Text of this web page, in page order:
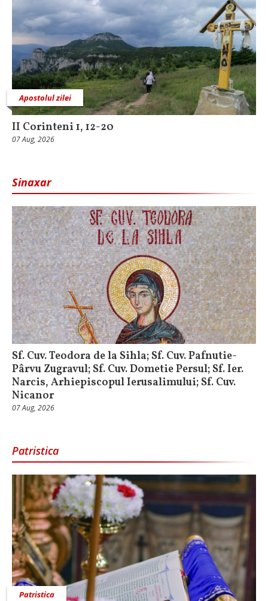
Apostolul zilei
II Corinteni 1, 12-20
07 Aug, 2026
Sinaxar
Sf. Cuv. Teodora de la Sihla; Sf. Cuv. Pafnutie-
Pârvu Zugravul; Sf. Cuv. Dometie Persul; Sf. Ier.
Narcis, Arhiepiscopul Ierusalimului; Sf. Cuv.
Nicanor
07 Aug, 2026
Patristica
Patristica